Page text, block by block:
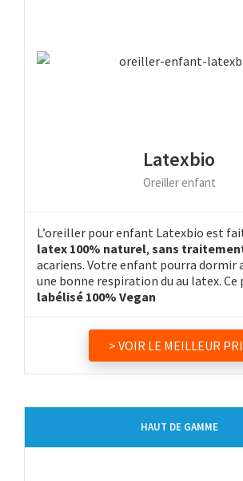
Latexbio
Oreiller enfant
L’oreiller pour enfant Latexbio est
latex 100% naturel, sans
acariens. Votre enfant pourra dormir
une bonne respiration du au latex.
labélisé 100% Vegan
> VOIR LE MEILLEUR
HAUT DE GAMME